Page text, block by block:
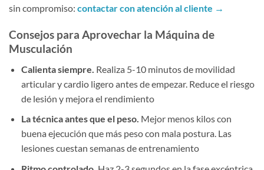
sin compromiso: contactar con atención al cliente →
Consejos para Aprovechar la Máquina de
Musculación
Calienta siempre. Realiza 5-10 minutos de movilidad
articular y cardio ligero antes de empezar. Reduce el riesgo
de lesión y mejora el rendimiento
La técnica antes que el peso. Mejor menos kilos con
buena ejecución que más peso con mala postura. Las
lesiones cuestan semanas de entrenamiento